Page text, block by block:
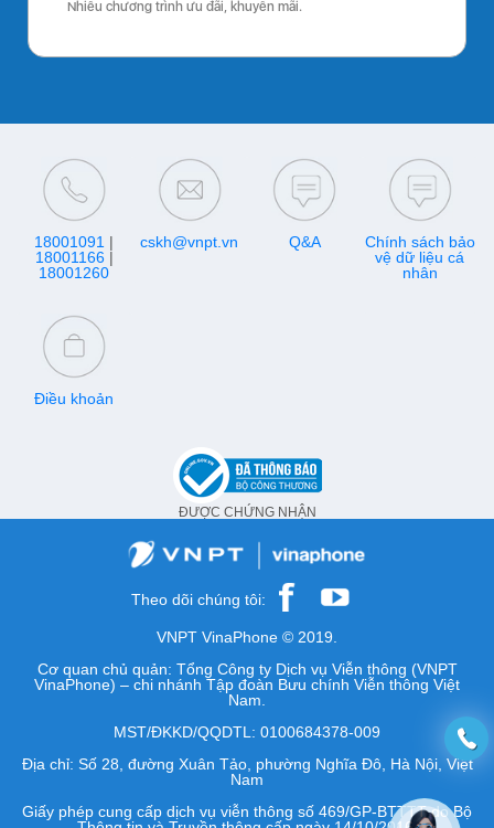
Nhiều chương trình ưu đãi, khuyến mãi.
18001091 |
18001166|
18001260
cskh@vnpt.vn Q&A
Chính sách bảo
vệ dữ liệu cá
nhân
Điều khoản
ĐƯỢC CHỨNG NHẬN
Theo dõi chúng tôi:
VNPT VinaPhone © 2019.
Cơ quan chủ quản: Tổng Công ty Dịch vụ Viễn thông (VNPT
VinaPhone) – chi nhánh Tập đoàn Bưu chính Viễn thông Việt
Nam.
MST/ĐKKD/QQDTL: 0100684378-009
Địa chỉ: Số 28, đường Xuân Tảo, phường Nghĩa Đô, Hà Nội, Việt
Nam
Giấy phép cung cấp dịch vụ viễn thông số 469/GP-BTTTT do Bộ